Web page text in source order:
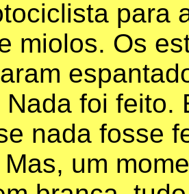
para
miolos. Os
Nada foi feito.
nada fosse
um